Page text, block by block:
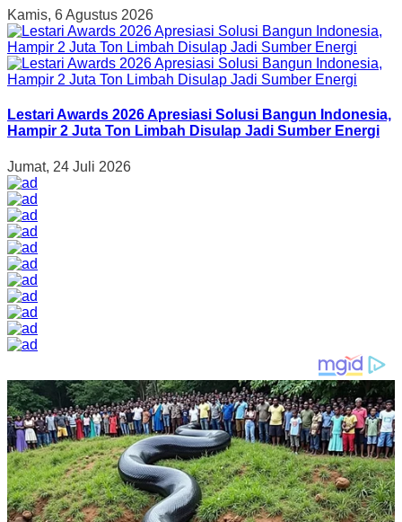
Kamis, 6 Agustus 2026
Lestari Awards 2026 Apresiasi Solusi Bangun Indonesia,
Hampir 2 Juta Ton Limbah Disulap Jadi Sumber Energi
Jumat, 24 Juli 2026